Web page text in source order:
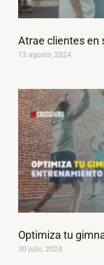
Atrae clientes en
13 agosto, 2024
Optimiza tu
30 julio, 2024